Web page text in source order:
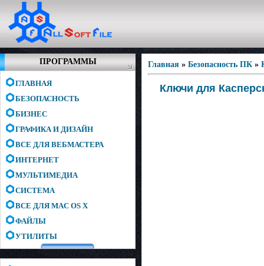
ПРОГРАММЫ
ГЛАВНАЯ
БЕЗОПАСНОСТЬ
БИЗНЕС
ГРАФИКА И ДИЗАЙН
ВСЕ ДЛЯ ВЕБМАСТЕРА
ИНТЕРНЕТ
МУЛЬТИМЕДИА
СИСТЕМА
ВСЕ ДЛЯ MAC OS X
ФАЙЛЫ
УТИЛИТЫ
Главная » Безопасность ПК »
Ключи для